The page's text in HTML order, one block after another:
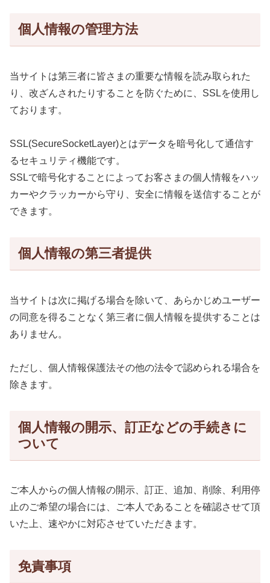
個人情報の管理方法
当サイトは第三者に皆さまの重要な情報を読み取られた
り、改ざんされたりすることを防ぐために、SSLを使用し
ております。
SSL(SecureSocketLayer)とはデータを暗号化して通信す
るセキュリティ機能です。
SSLで暗号化することによってお客さまの個人情報をハッ
カーやクラッカーから守り、安全に情報を送信することが
できます。
個人情報の第三者提供
当サイトは次に掲げる場合を除いて、あらかじめユーザー
の同意を得ることなく第三者に個人情報を提供することは
ありません。
ただし、個人情報保護法その他の法令で認められる場合を
除きます。
個人情報の開示、訂正などの手続きに
ついて
ご本人からの個人情報の開示、訂正、追加、削除、利用停
止のご希望の場合には、ご本人であることを確認させて頂
いた上、速やかに対応させていただきます。
免責事項